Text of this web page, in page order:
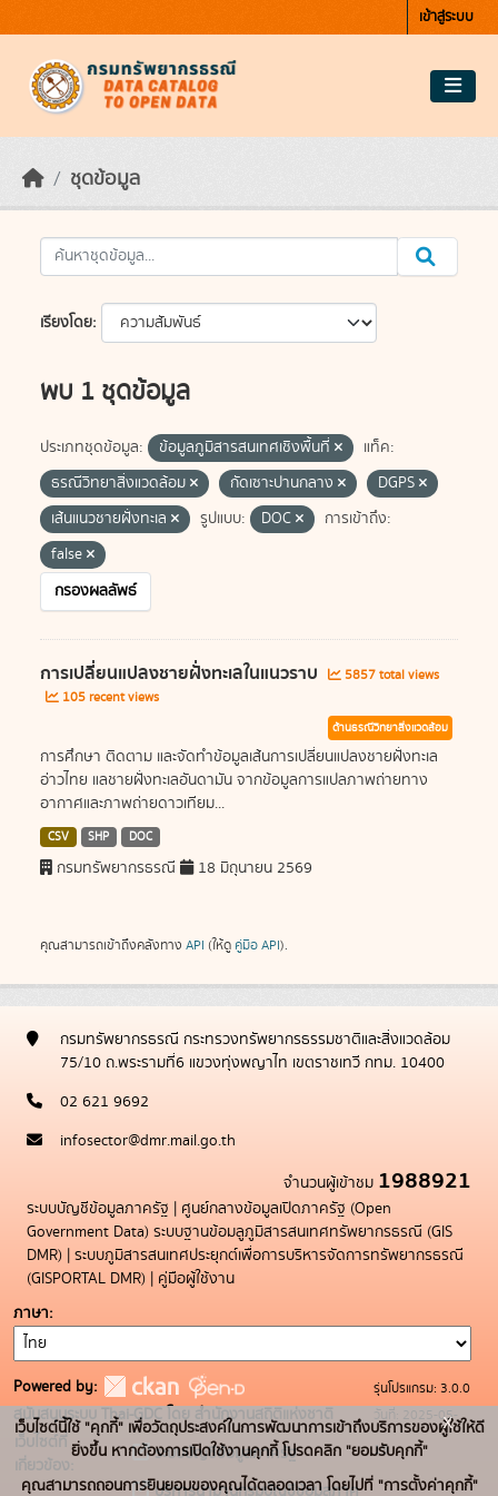
เข้าสู่ระบบ
ชุดข้อมูล
เรียงโดย
พบ 1 ชุดข้อมูล
ประเภทชุดข้อมูล: ข้อมูลภูมิสารสนเทศเชิงพื้นที่
แท็ค:
ธรณีวิทยาสิ่งแวดล้อม
กัดเซาะปานกลาง
DGPS
เส้นแนวชายฝั่งทะเล
รูปแบบ: DOC
การเข้าถึง:
false
กรองผลลัพธ์
การเปลี่ยนแปลงชายฝั่งทะเลในแนวราบ
5857 total views
105 recent views
ด้านธรณีวิทยาสิ่งแวดล้อม
การศึกษา ติดตาม และจัดทำข้อมูลเส้นการเปลี่ยนแปลงชายฝั่งทะเล
อ่าวไทย แลชายฝั่งทะเลอันดามัน จากข้อมูลการแปลภาพถ่ายทาง
อากาศและภาพถ่ายดาวเทียม...
CSV SHP DOC
กรมทรัพยากรธรณี 18 มิถุนายน 2569
คุณสามารถเข้าถึงคลังทาง API (ให้ดู คู่มือ API).
กรมทรัพยากรธรณี กระทรวงทรัพยากรธรรมชาติและสิ่งแวดล้อม
75/10 ถ.พระรามที่6 แขวงทุ่งพญาไท เขตราชเทวี กทม. 10400
02 621 9692
infosector@dmr.mail.go.th
จำนวนผู้เข้าชม 1988921
ระบบบัญชีข้อมูลภาครัฐ | ศูนย์กลางข้อมูลเปิดภาครัฐ (Open
Government Data) ระบบฐานข้อมลูภูมิสารสนเทศทรัพยากรธรณี (GIS
DMR) | ระบบภูมิสารสนเทศประยุกต์เพื่อการบริหารจัดการทรัพยากรธรณี
(GISPORTAL DMR) | คู่มือผู้ใช้งาน
ภาษา
Powered by:
สนับสนุนระบบ Thai-GDC โดย สำนักงานสถิติแห่งชาติ
เว็บไซต์ที่
เกี่ยวข้อง:
ระบบบัญชีข้อมูลภาครัฐ
บริการนามานุกรมบัญชีข้อมูลภาค
รุ่นโปรแกรม: 3.0.0
วันที่: 2025-05-
19
เว็บไซต์นี้ใช้ "คุกกี้" เพื่อวัตถุประสงค์ในการพัฒนาการเข้าถึงบริการของผู้ใช้ให้ดี
ยิ่งขึ้น หากต้องการเปิดใช้งานคุกกี้ โปรดคลิก "ยอมรับคุกกี้"
คุณสามารถถอนการยินยอมของคุณได้ตลอดเวลา โดยไปที่ "การตั้งค่าคุกกี้"
x